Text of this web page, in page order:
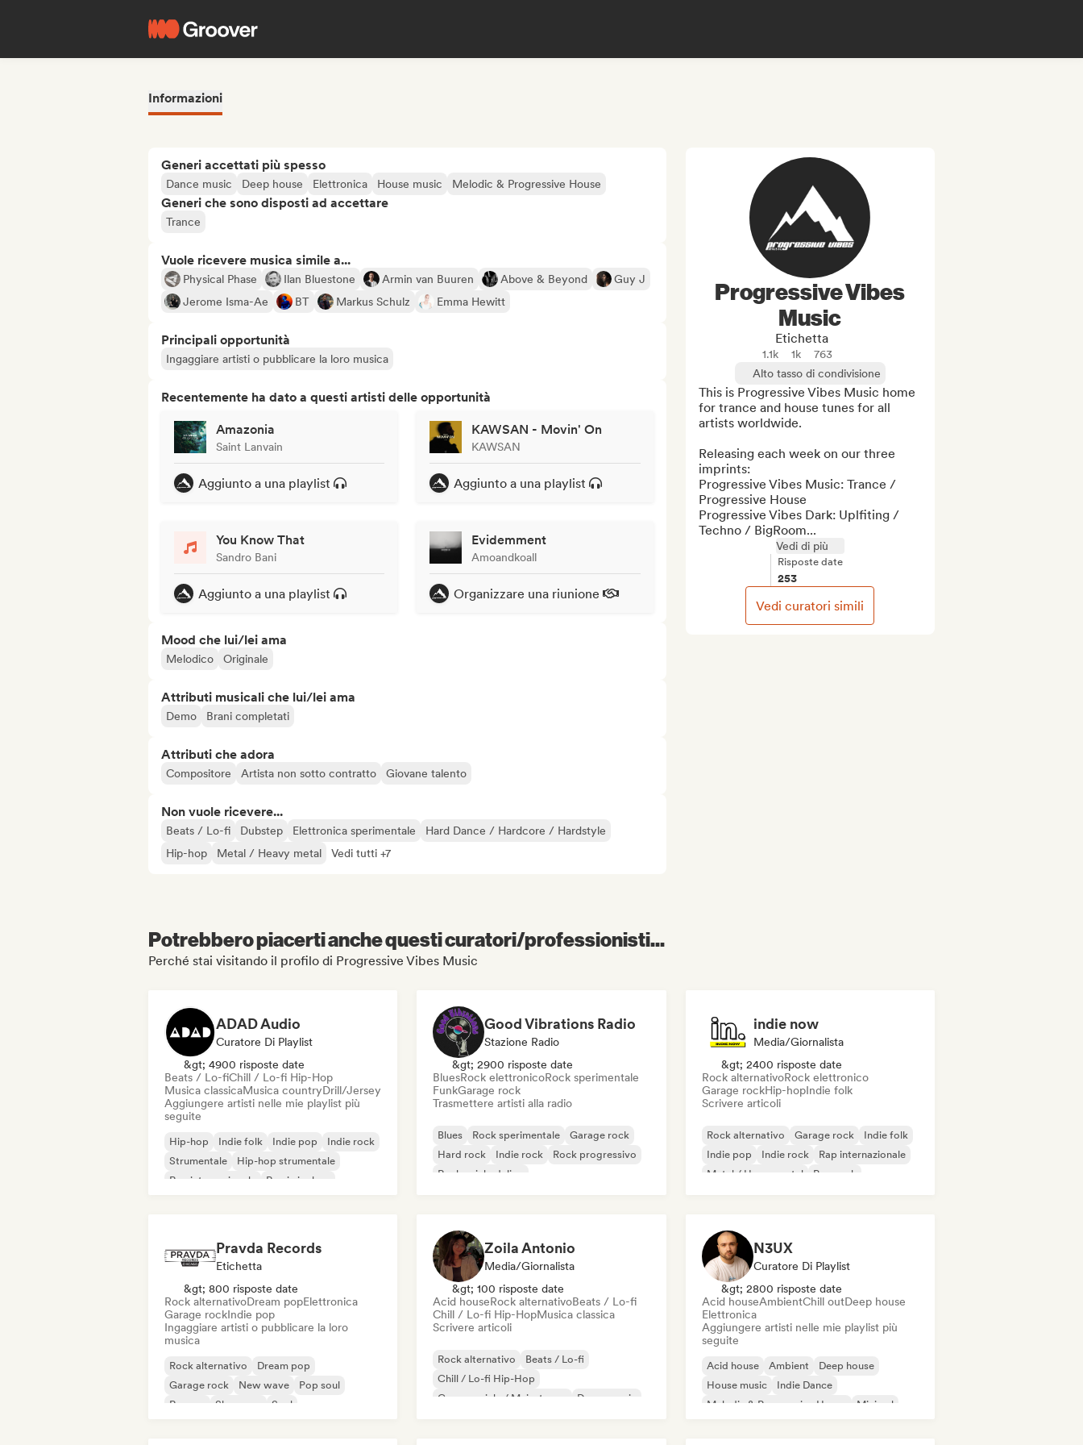
Informazioni
Generi accettati più spesso
Dance music Deep house Elettronica House music Melodic & Progressive House
Generi che sono disposti ad accettare
Trance
Vuole ricevere musica simile a...
Physical Phase Ilan Bluestone Armin van Buuren Above & Beyond
Guy J
Jerome Isma-Ae
BT Markus Schulz Emma Hewitt
Principali opportunità
Ingaggiare artisti o pubblicare la loro musica
Recentemente ha dato a questi artisti delle opportunità
Amazonia
Saint Lanvain
Aggiunto a una playlist
KAWSAN - Movin' On
KAWSAN
Aggiunto a una playlist
You Know That
Sandro Bani
Aggiunto a una playlist
Evidemment
Amoandkoall
Organizzare una riunione
Mood che lui/lei ama
Melodico Originale
Attributi musicali che lui/lei ama
Demo Brani completati
Attributi che adora
Compositore Artista non sotto contratto Giovane talento
Non vuole ricevere...
Beats / Lo-fi Dubstep Elettronica sperimentale
Hard Dance / Hardcore / Hardstyle
Hip-hop
Metal / Heavy metal Vedi tutti +7
Progressive Vibes
Music
Etichetta
1.1k 1k
763
Alto tasso di condivisione
This is Progressive Vibes Music home
for trance and house tunes for all
artists worldwide.
Releasing each week on our three
imprints:
Progressive Vibes Music: Trance /
Progressive House
Progressive Vibes Dark: Uplfiting /
Techno / BigRoom...
Vedi di più
Risposte date
253
Vedi curatori simili
Potrebbero piacerti anche questi curatori/professionisti...
Perché stai visitando il profilo di Progressive Vibes Music
ADAD Audio
Curatore Di Playlist
&gt; 4900 risposte date
Beats / Lo-fiChill / Lo-fi Hip-Hop
Musica classicaMusica countryDrill/Jersey
Aggiungere artisti nelle mie playlist più
seguite
Hip-hop Indie folk Indie pop
Indie rock
Strumentale
Hip-hop strumentale
Rap internazionale
Rap in inglese
Good Vibrations Radio
Stazione Radio
&gt; 2900 risposte date
BluesRock elettronicoRock sperimentale
FunkGarage rock
Trasmettere artisti alla radio
Blues Rock sperimentale
Garage rock
Hard rock
Indie rock
Rock progressivo
Rock psichedelico
indie now
Media/Giornalista
&gt; 2400 risposte date
Rock alternativoRock elettronico
Garage rockHip-hopIndie folk
Scrivere articoli
Rock alternativo Garage rock
Indie folk
Indie pop
Indie rock
Rap internazionale
Metal / Heavy metal
Pop rock
Pravda Records
Etichetta
&gt; 800 risposte date
Rock alternativoDream popElettronica
Garage rockIndie pop
Ingaggiare artisti o pubblicare la loro
musica
Rock alternativo
Dream pop
Garage rock
New wave
Pop soul
Reggae
Shoegaze Soul
Zoila Antonio
Media/Giornalista
&gt; 100 risposte date
Acid houseRock alternativoBeats / Lo-fi
Chill / Lo-fi Hip-HopMusica classica
Scrivere articoli
Rock alternativo
Beats / Lo-fi
Chill / Lo-fi Hip-Hop
Commerciale / Mainstream
Dance music
N3UX
Curatore Di Playlist
&gt; 2800 risposte date
Acid houseAmbientChill outDeep house
Elettronica
Aggiungere artisti nelle mie playlist più
seguite
Acid house Ambient
Deep house
House music
Indie Dance
Melodic & Progressive House
Minimal